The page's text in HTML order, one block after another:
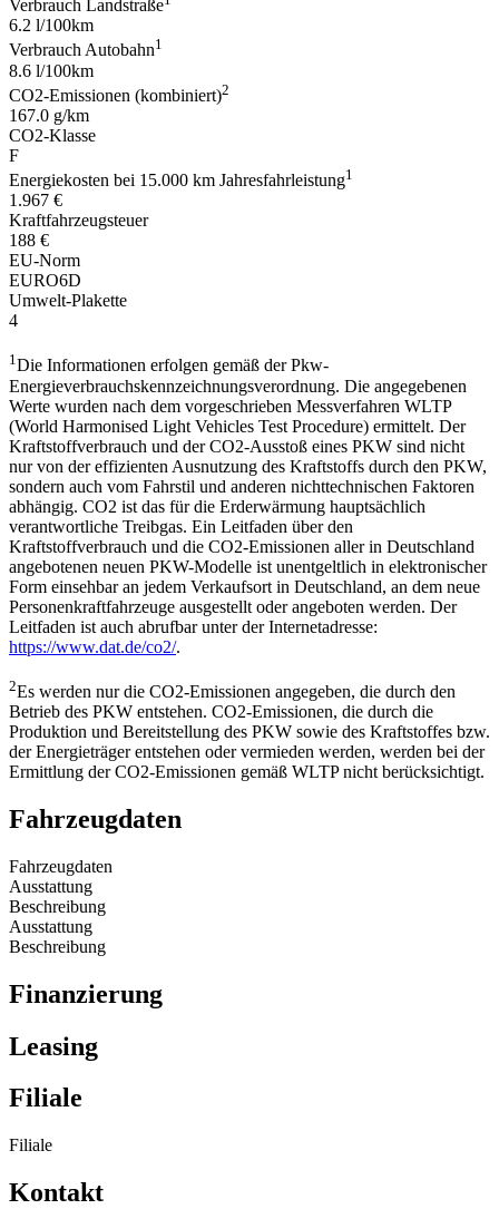
Verbrauch Landstraße
6.2 l/100km
Verbrauch Autobahn1
8.6 l/100km
CO2-Emissionen (kombiniert)2
167.0 g/km
CO2-Klasse
F
Energiekosten bei 15.000 km Jahresfahrleistung1
1.967 €
Kraftfahrzeugsteuer
188 €
EU-Norm
EURO6D
Umwelt-Plakette
4
1Die Informationen erfolgen gemäß der Pkw-
Energieverbrauchskennzeichnungsverordnung. Die angegebenen
Werte wurden nach dem vorgeschrieben Messverfahren WLTP
(World Harmonised Light Vehicles Test Procedure) ermittelt. Der
Kraftstoffverbrauch und der CO2-Ausstoß eines PKW sind nicht
nur von der effizienten Ausnutzung des Kraftstoffs durch den PKW,
sondern auch vom Fahrstil und anderen nichttechnischen Faktoren
abhängig. CO2 ist das für die Erderwärmung hauptsächlich
verantwortliche Treibgas. Ein Leitfaden über den
Kraftstoffverbrauch und die CO2-Emissionen aller in Deutschland
angebotenen neuen PKW-Modelle ist unentgeltlich in elektronischer
Form einsehbar an jedem Verkaufsort in Deutschland, an dem neue
Personenkraftfahrzeuge ausgestellt oder angeboten werden. Der
Leitfaden ist auch abrufbar unter der Internetadresse:
https://www.dat.de/co2/.
2Es werden nur die CO2-Emissionen angegeben, die durch den
Betrieb des PKW entstehen. CO2-Emissionen, die durch die
Produktion und Bereitstellung des PKW sowie des Kraftstoffes bzw.
der Energieträger entstehen oder vermieden werden, werden bei der
Ermittlung der CO2-Emissionen gemäß WLTP nicht berücksichtigt.
Fahrzeugdaten
Fahrzeugdaten
Ausstattung
Beschreibung
Ausstattung
Beschreibung
Finanzierung
Leasing
Filiale
Filiale
Kontakt